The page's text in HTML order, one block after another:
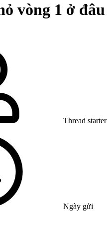
vòng 1 ở đâu
Thread starter
Ngày gửi